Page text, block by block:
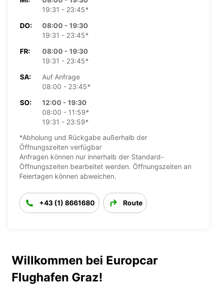
19:31 - 23:45*
DO:
08:00 - 19:30
19:31 - 23:45*
FR:
08:00 - 19:30
19:31 - 23:45*
SA:
Auf Anfrage
08:00 - 23:45*
SO:
12:00 - 19:30
08:00 - 11:59*
19:31 - 23:59*
*Abholung und Rückgabe außerhalb der
Öffnungszeiten verfügbar
Anfragen können nur innerhalb der Standard-
Öffnungszeiten bearbeitet werden. Öffnungszeiten an
Feiertagen können abweichen.
+43 (1) 8661680 Route
Willkommen bei Europcar
Flughafen Graz!